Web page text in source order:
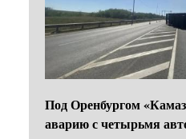
Под Оренбургом
аварию с четырьмя